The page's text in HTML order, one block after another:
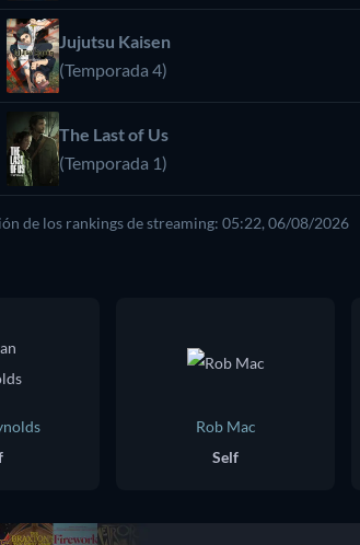
Jujutsu Kaisen
(Temporada 4)
The Last of Us
(Temporada 1)
de los rankings de streaming: 05:22, 06/08/2026
Rob Mac
Self